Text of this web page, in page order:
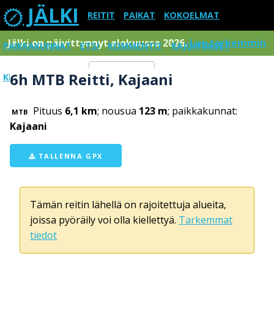
JÄLKI REITIT PAIKAT KOKOELMAT
PAIKKAKUNNAT ETSI KOMMENTIT RAJOITUKSET
KIRJAUDU SISÄÄN Menu
Jälki on päivittynnyt elokuussa 2026.Lue tarkemmin
6h MTB Reitti, Kajaani
MTB Pituus 6,1 km; nousua 123 m; paikkakunnat:
Kajaani
TALLENNA GPX
Tämän reitin lähellä on rajoitettuja alueita,
joissa pyöräily voi olla kiellettyä. Tarkemmat
tiedot